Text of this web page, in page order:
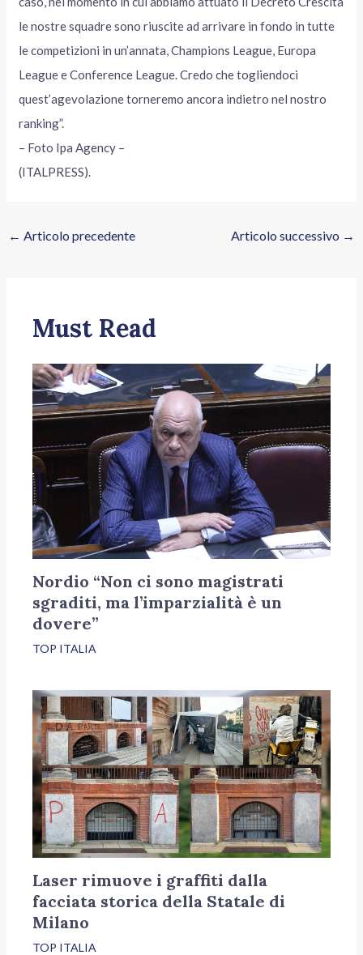
le nostre squadre sono riuscite ad arrivare in fondo in tutte
le competizioni in un’annata, Champions League, Europa
League e Conference League. Credo che togliendoci
quest’agevolazione torneremo ancora indietro nel nostro
ranking”.
– Foto Ipa Agency –
(ITALPRESS).
← Articolo precedente Articolo successivo →
Must Read
Nordio “Non ci sono magistrati
sgraditi, ma l’imparzialità è un
dovere”
TOP ITALIA
Laser rimuove i graffiti dalla
facciata storica della Statale di
Milano
TOP ITALIA